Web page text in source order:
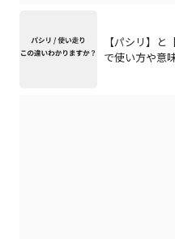
【パシリ】と
で使い方や意